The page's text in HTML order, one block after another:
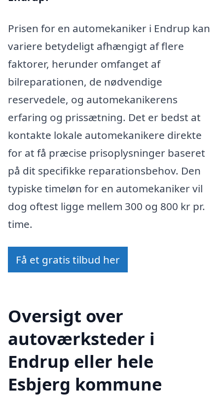
Prisen for en automekaniker i Endrup kan
variere betydeligt afhængigt af flere
faktorer, herunder omfanget af
bilreparationen, de nødvendige
reservedele, og automekanikerens
erfaring og prissætning. Det er bedst at
kontakte lokale automekanikere direkte
for at få præcise prisoplysninger baseret
på dit specifikke reparationsbehov. Den
typiske timeløn for en automekaniker vil
dog oftest ligge mellem 300 og 800 kr pr.
time.
Få et gratis tilbud her
Oversigt over
autoværksteder i
Endrup eller hele
Esbjerg kommune